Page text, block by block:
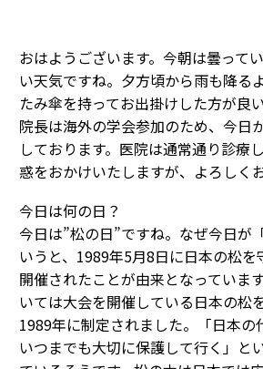
おはようございます。今朝は曇って
い天気ですね。夕方頃から雨も降る
たみ傘を持ってお出掛けした方が良
院長は海外の学会参加のため、今日
しております。医院は通常通り診療
惑をおかけいたしますが、よろしく
今日は何の日？
今日は”松の日”ですね。なぜ今日が
いうと、1989年5月8日に日本の松
開催されたことが由来となっていま
いては大会を開催している日本の松
1989年に制定されました。「日本の
いつまでも大切に保護して行く」と